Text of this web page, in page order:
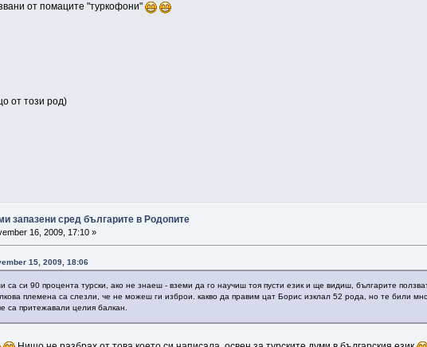
от помаците "туркофони"
от този род)
запазени сред българите в Родопите
16, 2009, 17:10 »
15, 2009, 18:06
са си 90 процента турски, ако не знаеш - вземи да го научиш тоя пусти език и ще видиш, българите
племена са слезли, че не можеш ги изброи. какво да правим цат Борис изклал 52 рода, но те били
са притежавали целия балкан.